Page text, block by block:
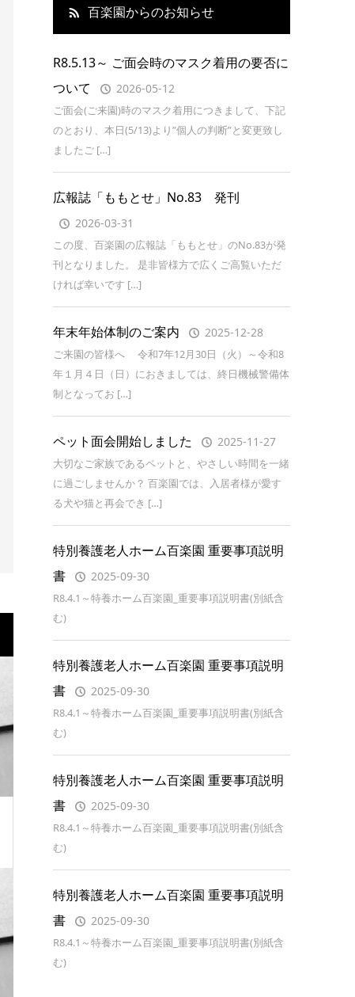
百楽園からのお知らせ
R8.5.13～ ご面会時のマスク着用の要否に
ついて
2026-05-12
ご面会(ご来園)時のマスク着用につきまして、下記
のとおり、本日(5/13)より”個人の判断”と変更致し
ましたご […]
広報誌「ももとせ」No.83 発刊
2026-03-31
この度、百楽園の広報誌「ももとせ」のNo.83が発
刊となりました。 是非皆様方で広くご高覧いただ
ければ幸いです […]
年末年始体制のご案内 2025-12-28
ご来園の皆様へ 令和7年12月30日（火）～令和8
年１月４日（日）におきましては、終日機械警備体
制となってお […]
ペット面会開始しました 2025-11-27
大切なご家族であるペットと、やさしい時間を一緒
に過ごしませんか？ 百楽園では、入居者様が愛す
る犬や猫と再会でき […]
特別養護老人ホーム百楽園 重要事項説明
書
2025-09-30
R8.4.1～特養ホーム百楽園_重要事項説明書(別紙含
む)
特別養護老人ホーム百楽園 重要事項説明
書
2025-09-30
R8.4.1～特養ホーム百楽園_重要事項説明書(別紙含
む)
特別養護老人ホーム百楽園 重要事項説明
書
2025-09-30
R8.4.1～特養ホーム百楽園_重要事項説明書(別紙含
む)
特別養護老人ホーム百楽園 重要事項説明
書
2025-09-30
R8.4.1～特養ホーム百楽園_重要事項説明書(別紙含
む)